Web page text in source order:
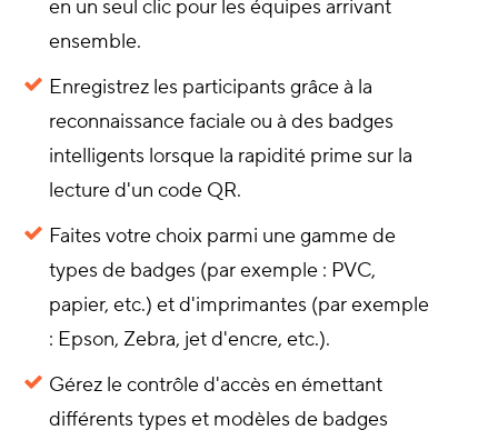
en un seul clic pour les équipes arrivant
ensemble.
Enregistrez les participants grâce à la
reconnaissance faciale ou à des badges
intelligents lorsque la rapidité prime sur la
lecture d'un code QR.
Faites votre choix parmi une gamme de
types de badges (par exemple : PVC,
papier, etc.) et d'imprimantes (par exemple
: Epson, Zebra, jet d'encre, etc.).
Gérez le contrôle d'accès en émettant
différents types et modèles de badges